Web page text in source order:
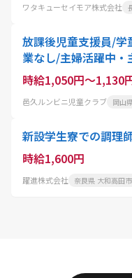
ワタキューセイモア株式会社
放課後児童支援員/
業なし/主婦活躍中・
時給1,050円～1,130
邑久ルンビニ児童クラブ 岡山
新設学生寮での調理
時給1,600円
躍進株式会社 奈良県 大和高田市